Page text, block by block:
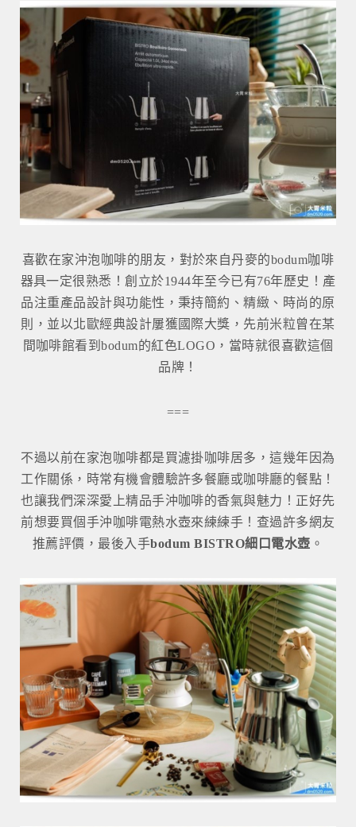
喜歡在家沖泡咖啡的朋友，對於來自丹麥的bodum咖啡
器具一定很熟悉！創立於1944年至今已有76年歷史！產
品注重產品設計與功能性，秉持簡約、精緻、時尚的原
則，並以北歐經典設計屢獲國際大獎，先前米粒曾在某
間咖啡館看到bodum的紅色LOGO，當時就很喜歡這個
品牌！
===
不過以前在家泡咖啡都是買濾掛咖啡居多，這幾年因為
工作關係，時常有機會體驗許多餐廳或咖啡廳的餐點！
也讓我們深深愛上精品手沖咖啡的香氣與魅力！正好先
前想要買個手沖咖啡電熱水壺來練練手！查過許多網友
推薦評價，最後入手bodum BISTRO細口電水壺 。